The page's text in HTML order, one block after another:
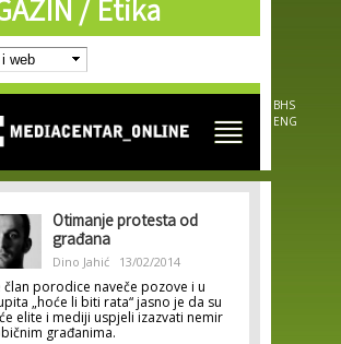
Skip to
main
content
/Etika
BHS
ENG
Otimanje protesta od
građana
Dino Jahić 13/02/2014
član porodice naveče pozove i u
„hoće li biti rata“ jasno je da su
elite i mediji uspjeli izazvati nemir
građanima.